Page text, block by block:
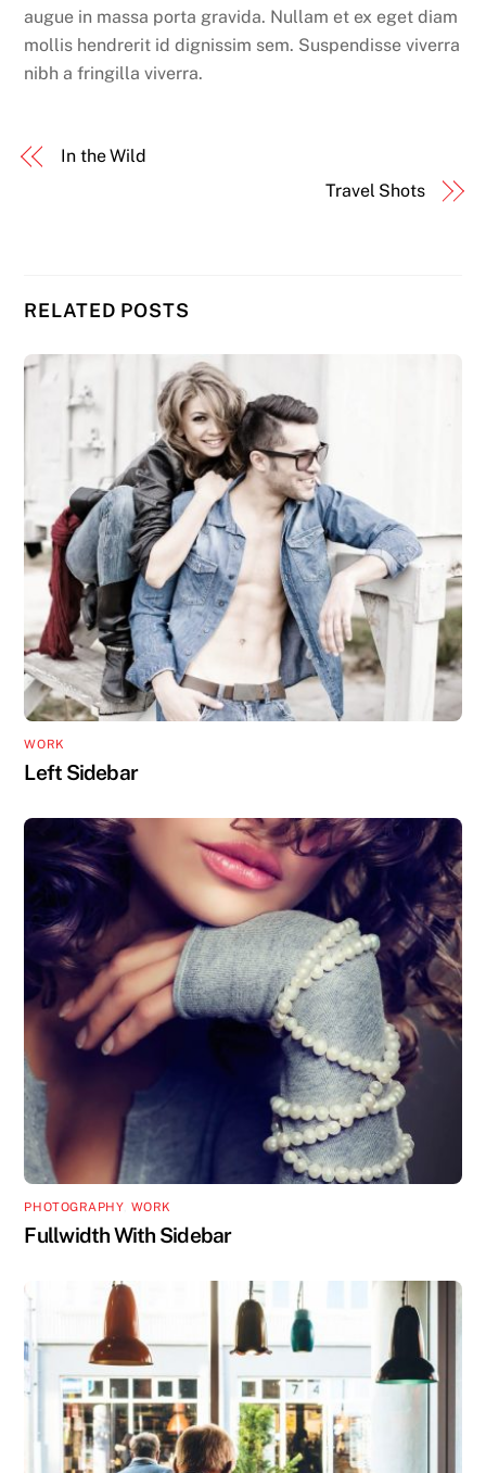
augue in massa porta gravida. Nullam et ex eget diam
mollis hendrerit id dignissim sem. Suspendisse viverra
nibh a fringilla viverra.
In the Wild
Travel Shots
RELATED POSTS
WORK
Left Sidebar
PHOTOGRAPHY, WORK
Fullwidth With Sidebar